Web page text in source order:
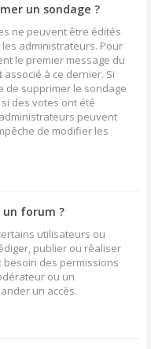
un sondage ?
ne peuvent être édités
administrateurs. Pour
le premier message du
à ce dernier. Si
de supprimer le sondage
des votes ont été
peuvent
de modifier les
un forum ?
utilisateurs ou
publier ou réaliser
besoin des permissions
ou un
un accès.